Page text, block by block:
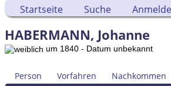
Startseite Suche
HABERMANN, Johanne
um 1840 - Datum unbekannt
Person Vorfahren Nachkommen